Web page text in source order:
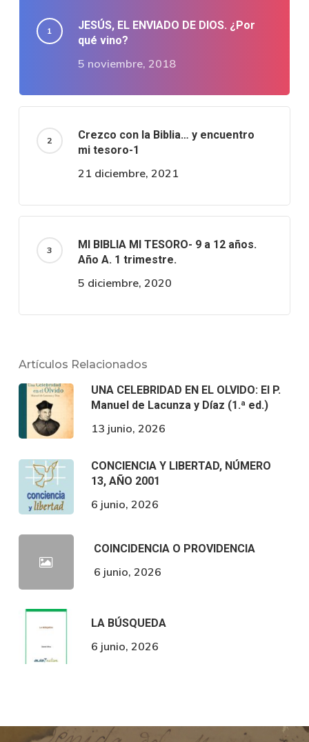
JESÚS, EL ENVIADO DE DIOS. ¿Por
qué vino?
5 noviembre, 2018
Crezco con la Biblia… y encuentro
mi tesoro-1
21 diciembre, 2021
MI BIBLIA MI TESORO- 9 a 12 años.
Año A. 1 trimestre.
5 diciembre, 2020
Artículos Relacionados
UNA CELEBRIDAD EN EL OLVIDO: El P.
Manuel de Lacunza y Díaz (1.ª ed.)
13 junio, 2026
CONCIENCIA Y LIBERTAD, NÚMERO
13, AÑO 2001
6 junio, 2026
COINCIDENCIA O PROVIDENCIA
6 junio, 2026
LA BÚSQUEDA
6 junio, 2026